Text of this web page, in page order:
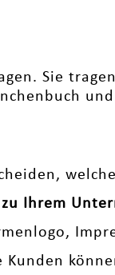
Sie
Ihrem
Kunden